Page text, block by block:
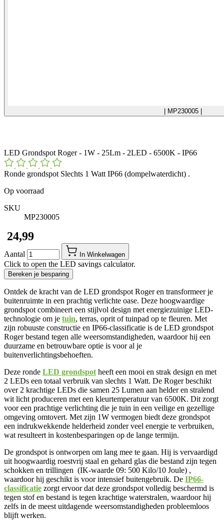
| MP230005 |
LED Grondspot Roger - 1W - 25Lm - 2LED - 6500K - IP66
Ronde grondspot Slechts 1 Watt IP66 (dompelwaterdicht) .
Op voorraad
SKU
MP230005
​ 24,99
Aantal In Winkelwagen
Click to open the LED savings calculator.
Bereken je besparing
Ontdek de kracht van de LED grondspot Roger en transformeer je
buitenruimte in een prachtig verlichte oase. Deze hoogwaardige
grondspot combineert een stijlvol design met energiezuinige LED-
technologie om je tuin, terras, oprit of tuinpad op te fleuren. Met
zijn robuuste constructie en IP66-classificatie is de LED grondspot
Roger bestand tegen alle weersomstandigheden, waardoor hij een
duurzame en betrouwbare optie is voor al je
buitenverlichtingsbehoeften.
Deze ronde LED grondspot heeft een mooi en strak design en met
2 LEDs een totaal verbruik van slechts 1 Watt. De Roger beschikt
over 2 krachtige LEDs die samen 25 Lumen aan helder en stralend
wit licht produceren met een kleurtemperatuur van 6500K. Dit zorgt
voor een prachtige verlichting die je tuin in een veilige en gezellige
omgeving omtovert. Met zijn 1W vermogen biedt deze grondspot
een indrukwekkende helderheid zonder veel energie te verbruiken,
wat resulteert in kostenbesparingen op de lange termijn.
De grondspot is ontworpen om lang mee te gaan. Hij is vervaardigd
uit hoogwaardig roestvrij staal en gehard glas die bestand zijn tegen
schokken en trillingen (IK-waarde 09: 500 Kilo/10 Joule) ,
waardoor hij geschikt is voor intensief buitengebruik. De IP66-
classificatie zorgt ervoor dat deze grondspot volledig beschermd is
tegen stof en bestand is tegen krachtige waterstralen, waardoor hij
zelfs in de meest uitdagende weersomstandigheden probleemloos
blijft werken.